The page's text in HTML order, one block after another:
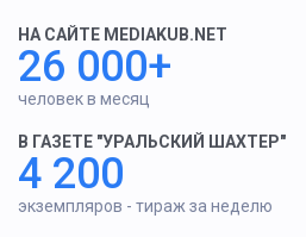
НА САЙТЕ MEDIAKUB.NET
26 000+
человек в месяц
В ГАЗЕТЕ "УРАЛЬСКИЙ ШАХТЕР"
4 200
экземпляров - тираж за неделю